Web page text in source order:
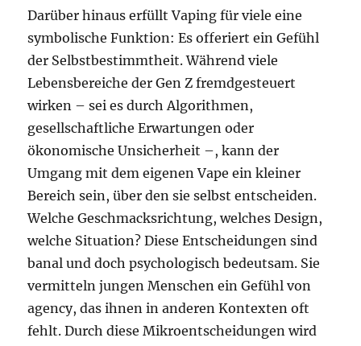
Darüber hinaus erfüllt Vaping für viele eine
symbolische Funktion: Es offeriert ein Gefühl
der Selbstbestimmtheit. Während viele
Lebensbereiche der Gen Z fremdgesteuert
wirken – sei es durch Algorithmen,
gesellschaftliche Erwartungen oder
ökonomische Unsicherheit –, kann der
Umgang mit dem eigenen Vape ein kleiner
Bereich sein, über den sie selbst entscheiden.
Welche Geschmacksrichtung, welches Design,
welche Situation? Diese Entscheidungen sind
banal und doch psychologisch bedeutsam. Sie
vermitteln jungen Menschen ein Gefühl von
agency, das ihnen in anderen Kontexten oft
fehlt. Durch diese Mikroentscheidungen wird